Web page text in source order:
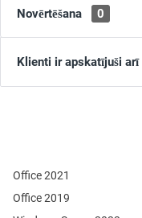
Novērtēšana 0
Klienti ir apskatījuši arī
Office 2021
Office 2019